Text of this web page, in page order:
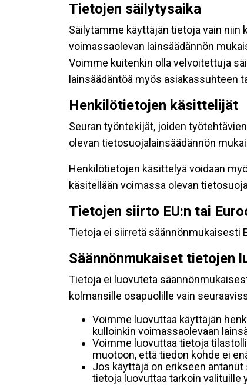
Tietojen säilytysaika
Säilytämme käyttäjän tietoja vain
voimassaolevan lainsäädännön
Voimme kuitenkin olla velvoitettuja
lainsäädäntöä myös
Henkilötietojen käsittelijät
Seuran työntekijät, joiden
olevan tietosuojalainsäädännön
Henkilötietojen käsittelyä voidaan
käsitellään voimassa olevan
Tietojen siirto EU:n tai
Tietoja ei siirretä säännönmukaisesti
Säännönmukaiset tietojen
Tietoja ei luovuteta
kolmansille osapuolille vain
Voimme luovuttaa käyttäjän
kulloinkin voimassaolevaan
Voimme luovuttaa tietoja
muotoon, että tiedon kohde ei
Jos käyttäjä on erikseen
tietoja luovuttaa tarkoin